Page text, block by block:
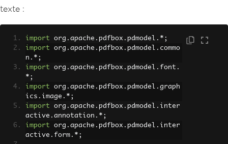
texte :
import org . apache . pdfbox . pdmodel .*;
import org . apache . pdfbox . pdmodel . commo
n .*;
import org . apache . pdfbox . pdmodel . font .
*;
import org . apache . pdfbox . pdmodel . graph
ics . image .*;
import org . apache . pdfbox . pdmodel . inter
active . annotation .*;
import org . apache . pdfbox . pdmodel . inter
active . form .*;